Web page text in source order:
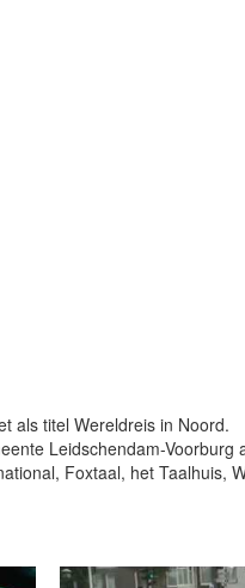
als titel Wereldreis in Noord.
Leidschendam-Voorburg
Foxtaal, het Taalhuis,